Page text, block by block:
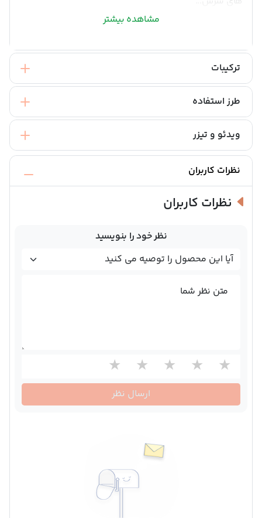
مشاهده بیشتر
ترکیبات
طرز استفاده
ویدئو و تیزر
نظرات کاربران
نظرات کاربران
نظر خود را بنویسید
متن نظر شما
ارسال نظر